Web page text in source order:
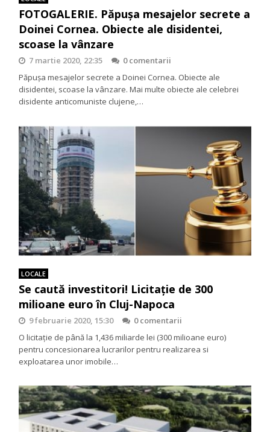
FOTOGALERIE. Păpuşa mesajelor secrete a
Doinei Cornea. Obiecte ale disidentei,
scoase la vânzare
7 martie 2020, 22:35
0 comentarii
Păpuşa mesajelor secrete a Doinei Cornea. Obiecte ale
disidentei, scoase la vânzare. Mai multe obiecte ale celebrei
disidente anticomuniste clujene,…
LOCALE
Se caută investitori! Licitație de 300
milioane euro în Cluj-Napoca
9 februarie 2020, 15:30
0 comentarii
O licitaţie de până la 1,436 miliarde lei (300 milioane euro)
pentru concesionarea lucrarilor pentru realizarea si
exploatarea unor imobile…